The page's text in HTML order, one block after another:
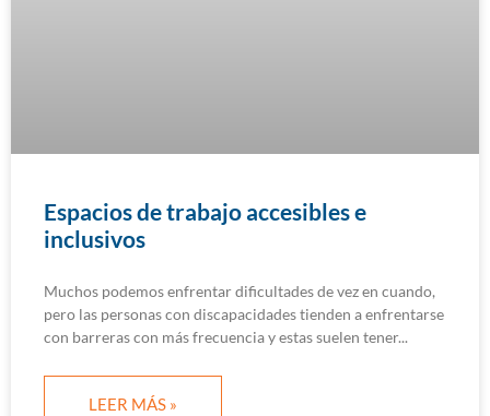
Espacios de trabajo accesibles e
inclusivos
Muchos podemos enfrentar dificultades de vez en cuando,
pero las personas con discapacidades tienden a enfrentarse
con barreras con más frecuencia y estas suelen tener
LEER MÁS »